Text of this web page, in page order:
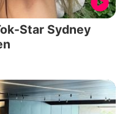
Star Sydney